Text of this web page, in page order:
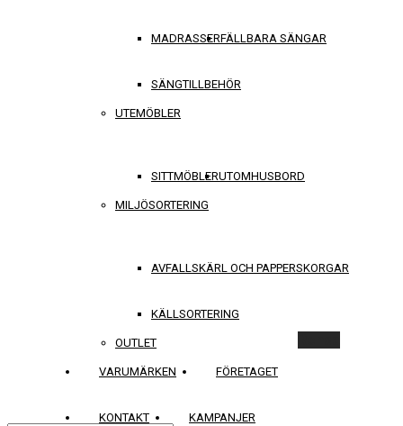
MADRASSERFÄLLBARA SÄNGAR
SÄNGTILLBEHÖR
UTEMÖBLER
SITTMÖBLERUTOMHUSBORD
MILJÖSORTERING
AVFALLSKÄRL OCH PAPPERSKORGAR
KÄLLSORTERING
OUTLET
VARUMÄRKEN FÖRETAGET
KONTAKT KAMPANJER